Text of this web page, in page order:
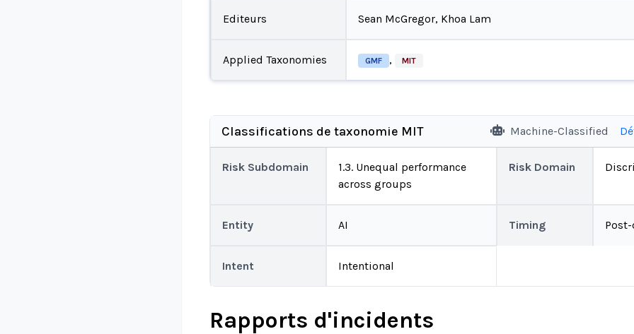
Editeurs Sean McGregor, Khoa Lam
Applied Taxonomies GMF , MIT
Classifications de taxonomie MIT Machine-Classified
Risk Subdomain
1.3. Unequal performance
across groups
Risk Domain
Entity AI Timing
Intent Intentional
Rapports d'incidents